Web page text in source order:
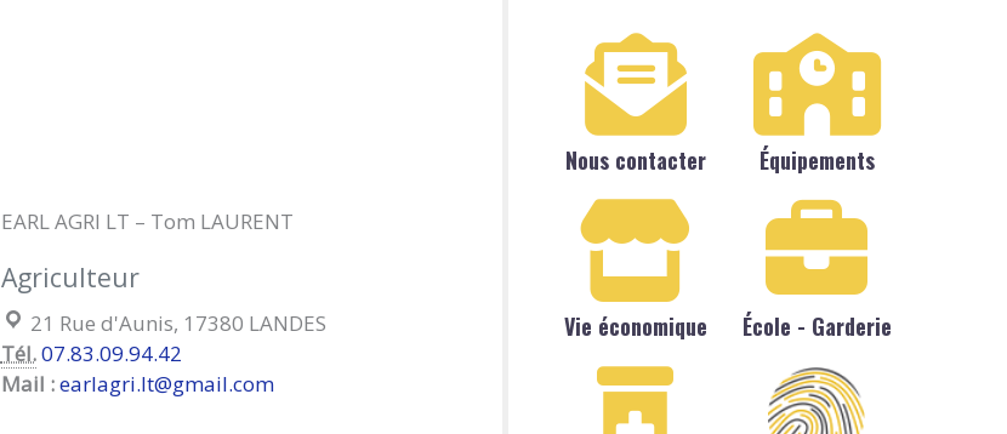
EARL AGRI LT – Tom LAURENT
Agriculteur
Localisation :
21 Rue d'Aunis, 17380 LANDES
Tél.07.83.09.94.42
Mail :earlagri.lt@gmail.com
Nous contacter Équipements
Vie économique École - Garderie